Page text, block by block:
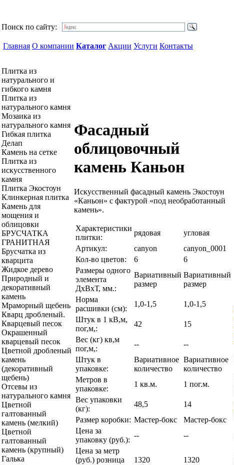
Поиск по сайту:
Главная О компании Каталог Акции Услуги Контакты
Плитка из
натурального и
гибкого камня
Плитка из
натурального камня
Мозаика из
натурального камня
Гибкая плитка
Делап
Камень на сетке
Плитка из
искусственного
камня
Плитка Экостоун
Клинкерная плитка
Камень для
мощения и
облицовки
БРУСЧАТКА
ГРАНИТНАЯ
Брусчатка из
кварцита
Жидкое дерево
Природный и
декоративный
камень
Мраморный щебень
Кварц дробленый.
Кварцевый песок
Окрашенный
кварцевый песок
Цветной дробленый
камень
(декоративный
щебень)
Отсевы из
натурального камня
Цветной
галтованный
камень (мелкий)
Цветной
галтованный
камень (крупный)
Галька
Фасадный
облицовочный
камень Каньон
Искусственный фасадный камень Экостоун
«Каньон» с фактурой «под необработанный
камень».
Характеристики
плитки:
рядовая
угловая
Артикул:
canyon
canyon_0001
Кол-во цветов:
6
6
Размеры одного
элемента
ДхВхТ, мм.:
Вариативный
размер
Вариативный
размер
Норма
расшивки (см):
1,0-1,5
1,0-1,5
Штук в 1 кВ,м,
пог,м,:
42
15
Вес (кг) кв,м
пог,м,:
--
--
Штук в
упаковке:
Вариативное
количество
Вариативное
количество
Метров в
упаковке:
1 кв.м.
1 пог.м.
Вес упаковки
(кг):
48,5
14
Размер коробки: Мастер-бокс
Мастер-бокс
Цена за
упаковку (руб.):
--
--
Цена за метр
(руб.) розница
1320 1320